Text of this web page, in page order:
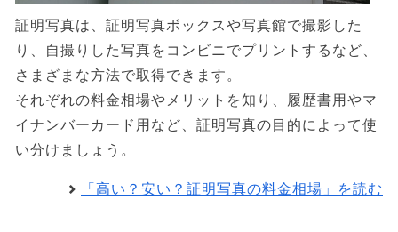
証明写真は、証明写真ボックスや写真館で撮影した
り、自撮りした写真をコンビニでプリントするなど、
さまざまな方法で取得できます。
それぞれの料金相場やメリットを知り、履歴書用やマ
イナンバーカード用など、証明写真の目的によって使
い分けましょう。
「高い？安い？証明写真の料金相場」を読む